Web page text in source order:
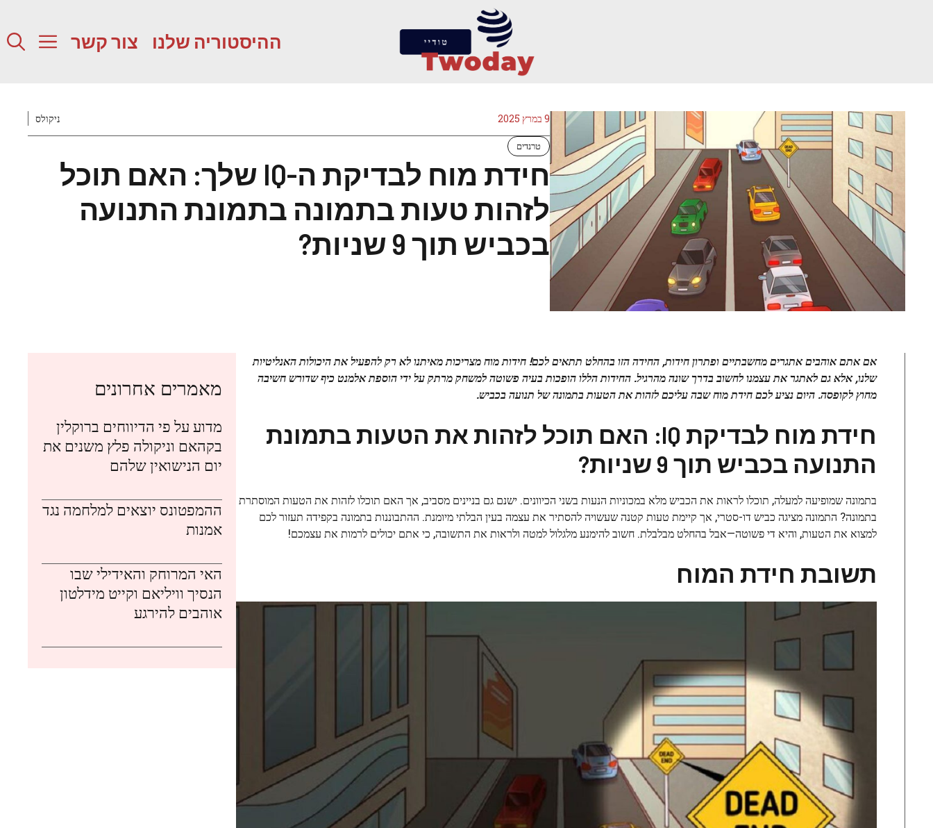
ההיסטוריה שלנו צור קשר
9 במרץ 2025 ניקולס
טרנדים
חידת מוח לבדיקת ה-IQ שלך: האם תוכל
לזהות טעות בתמונה בתמונת התנועה
בכביש תוך 9 שניות?
אם אתם אוהבים אתגרים מחשבתיים ופתרון חידות, החידה הזו בהחלט תתאים לכם! חידות מוח מצריכות מאיתנו לא רק להפעיל את היכולות האנליטיות
שלנו, אלא גם לאתגר את עצמנו לחשוב בדרך שונה מהרגיל. החידות הללו הופכות בעיה פשוטה למשחק מרתק על ידי הוספת אלמנט כיף שדורש חשיבה
מחוץ לקופסה. היום נציע לכם חידת מוח שבה עליכם לזהות את הטעות בתמונה של תנועה בכביש.
חידת מוח לבדיקת IQ: האם תוכל לזהות את הטעות בתמונת
התנועה בכביש תוך 9 שניות?
בתמונה שמופיעה למעלה, תוכלו לראות את הכביש מלא במכוניות הנעות בשני הכיוונים. ישנם גם בניינים מסביב, אך האם תוכלו לזהות את הטעות המוסתרת
בתמונה? התמונה מציגה כביש דו-סטרי, אך קיימת טעות קטנה שעשויה להסתיר את עצמה בעין הבלתי מיומנת. ההתבוננות בתמונה בקפידה תעזור לכם
למצוא את הטעות, והיא די פשוטה—אבל בהחלט מבלבלת. חשוב להימנע מלגלול למטה ולראות את התשובה, כי אתם יכולים לרמות את עצמכם!
תשובת חידת המוח
מאמרים אחרונים
מדוע על פי הדיווחים ברוקלין
בקהאם וניקולה פלץ משנים את
יום הנישואין שלהם
ההמפטונס יוצאים למלחמה נגד
אמנות
האי המרוחק והאידילי שבו
הנסיך וויליאם וקייט מידלטון
אוהבים להירגע